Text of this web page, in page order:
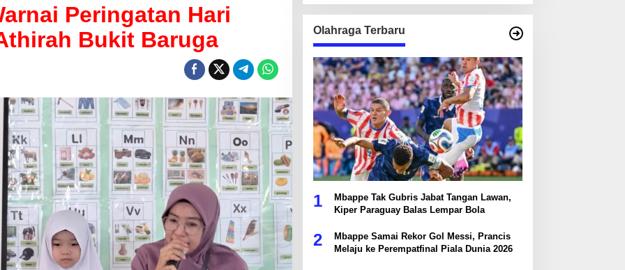
Peringatan Hari
Bukit Baruga
Olahraga Terbaru
1
Mbappe Tak Gubris Jabat Tangan Lawan,
Kiper Paraguay Balas Lempar Bola
2
Mbappe Samai Rekor Gol Messi, Prancis
Melaju ke Perempatfinal Piala Dunia 2026